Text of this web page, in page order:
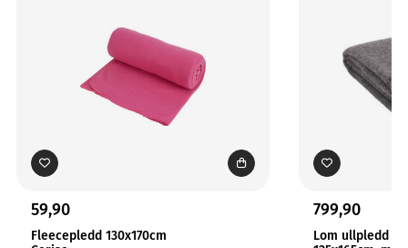
59,90
Fleecepledd 130x170cm
799,90
Lom ullpledd